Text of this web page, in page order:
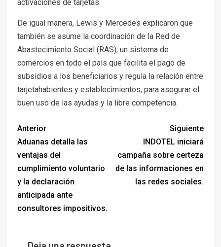
activaciones de tarjetas.
De igual manera, Lewis y Mercedes explicaron que
también se asume la coordinación de la Red de
Abastecimiento Social (RAS), un sistema de
comercios en todo el país que facilita el pago de
subsidios a los beneficiarios y regula la relación entre
tarjetahabientes y establecimientos, para asegurar el
buen uso de las ayudas y la libre competencia.
Anterior
Aduanas detalla las
ventajas del
cumplimiento voluntario
y la declaración
anticipada ante
consultores impositivos.
Siguiente
INDOTEL iniciará
campaña sobre certeza
de las informaciones en
las redes sociales.